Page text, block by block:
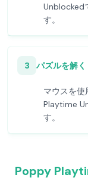
Unblocked
す。
3 パズルを解く
マウスを
Playtime
す。
Poppy